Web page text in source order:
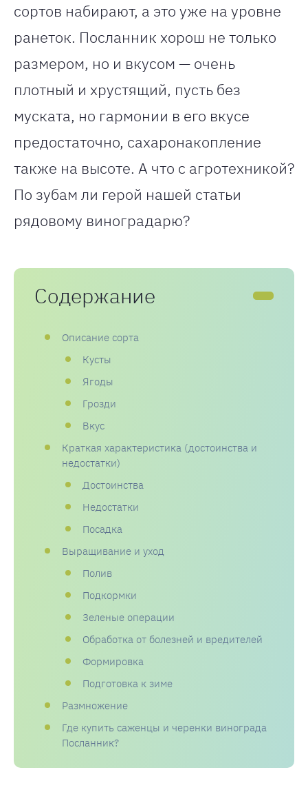
сортов набирают, а это уже на уровне
ранеток. Посланник хорош не только
размером, но и вкусом — очень
плотный и хрустящий, пусть без
муската, но гармонии в его вкусе
предостаточно, сахаронакопление
также на высоте. А что с агротехникой?
По зубам ли герой нашей статьи
рядовому виноградарю?
Содержание
Описание сорта
Кусты
Ягоды
Грозди
Вкус
Краткая характеристика (достоинства и
недостатки)
Достоинства
Недостатки
Посадка
Выращивание и уход
Полив
Подкормки
Зеленые операции
Обработка от болезней и вредителей
Формировка
Подготовка к зиме
Размножение
Где купить саженцы и черенки винограда
Посланник?